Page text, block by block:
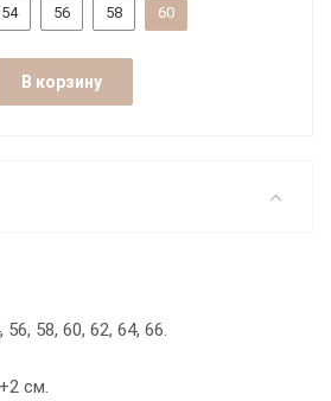
54 56 58 60
В корзину
58, 60, 62, 64, 66.
см.